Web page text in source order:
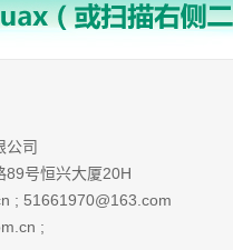
公司
号恒兴大厦20H
; 51661970@163.com
;